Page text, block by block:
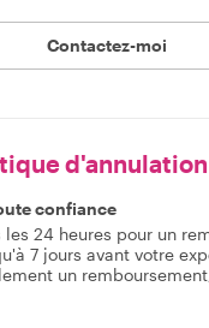
Contactez-moi
d'annulation
confiance
les 24 heures pour un
7 jours avant votre
un